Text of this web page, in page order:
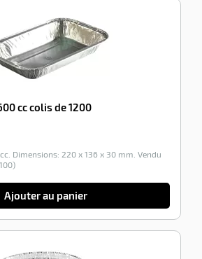
cc colis de 1200
Dimensions: 220 x 136 x 30 mm. Vendu
( 8 x 100)
Ajouter au panier